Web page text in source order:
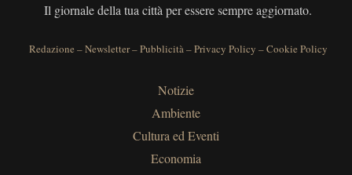
Il giornale della tua città per essere sempre aggiornato.
Redazione –Newsletter–Pubblicità–Privacy Policy –Cookie Policy
Notizie
Ambiente
Cultura ed Eventi
Economia